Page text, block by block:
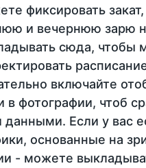
фиксировать закат,
и вечернюю зарю
сюда, чтобы
включайте
в фотографии, чтоб
Если у вас
основанные на
- можете